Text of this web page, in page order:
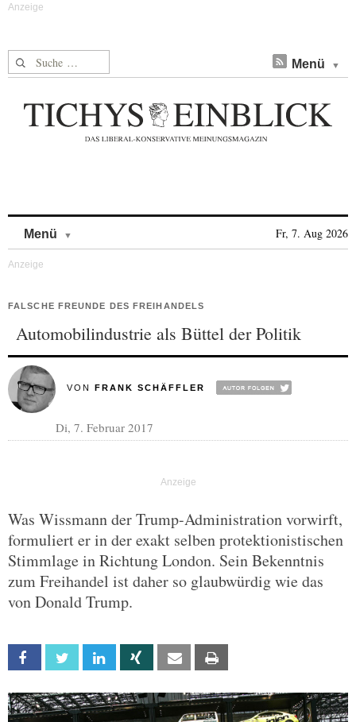
Suche nach: Menü
Menü Fr, 7. Aug 2026
FALSCHE FREUNDE DES FREIHANDELS
Automobilindustrie als Büttel der Politik
VON FRANK SCHÄFFLER
Di, 7. Februar 2017
Was Wissmann der Trump-Administration vorwirft,
formuliert er in der exakt selben protektionistischen
Stimmlage in Richtung London. Sein Bekenntnis
zum Freihandel ist daher so glaubwürdig wie das
von Donald Trump.
Facebook Twitter Linkedin Xing Email